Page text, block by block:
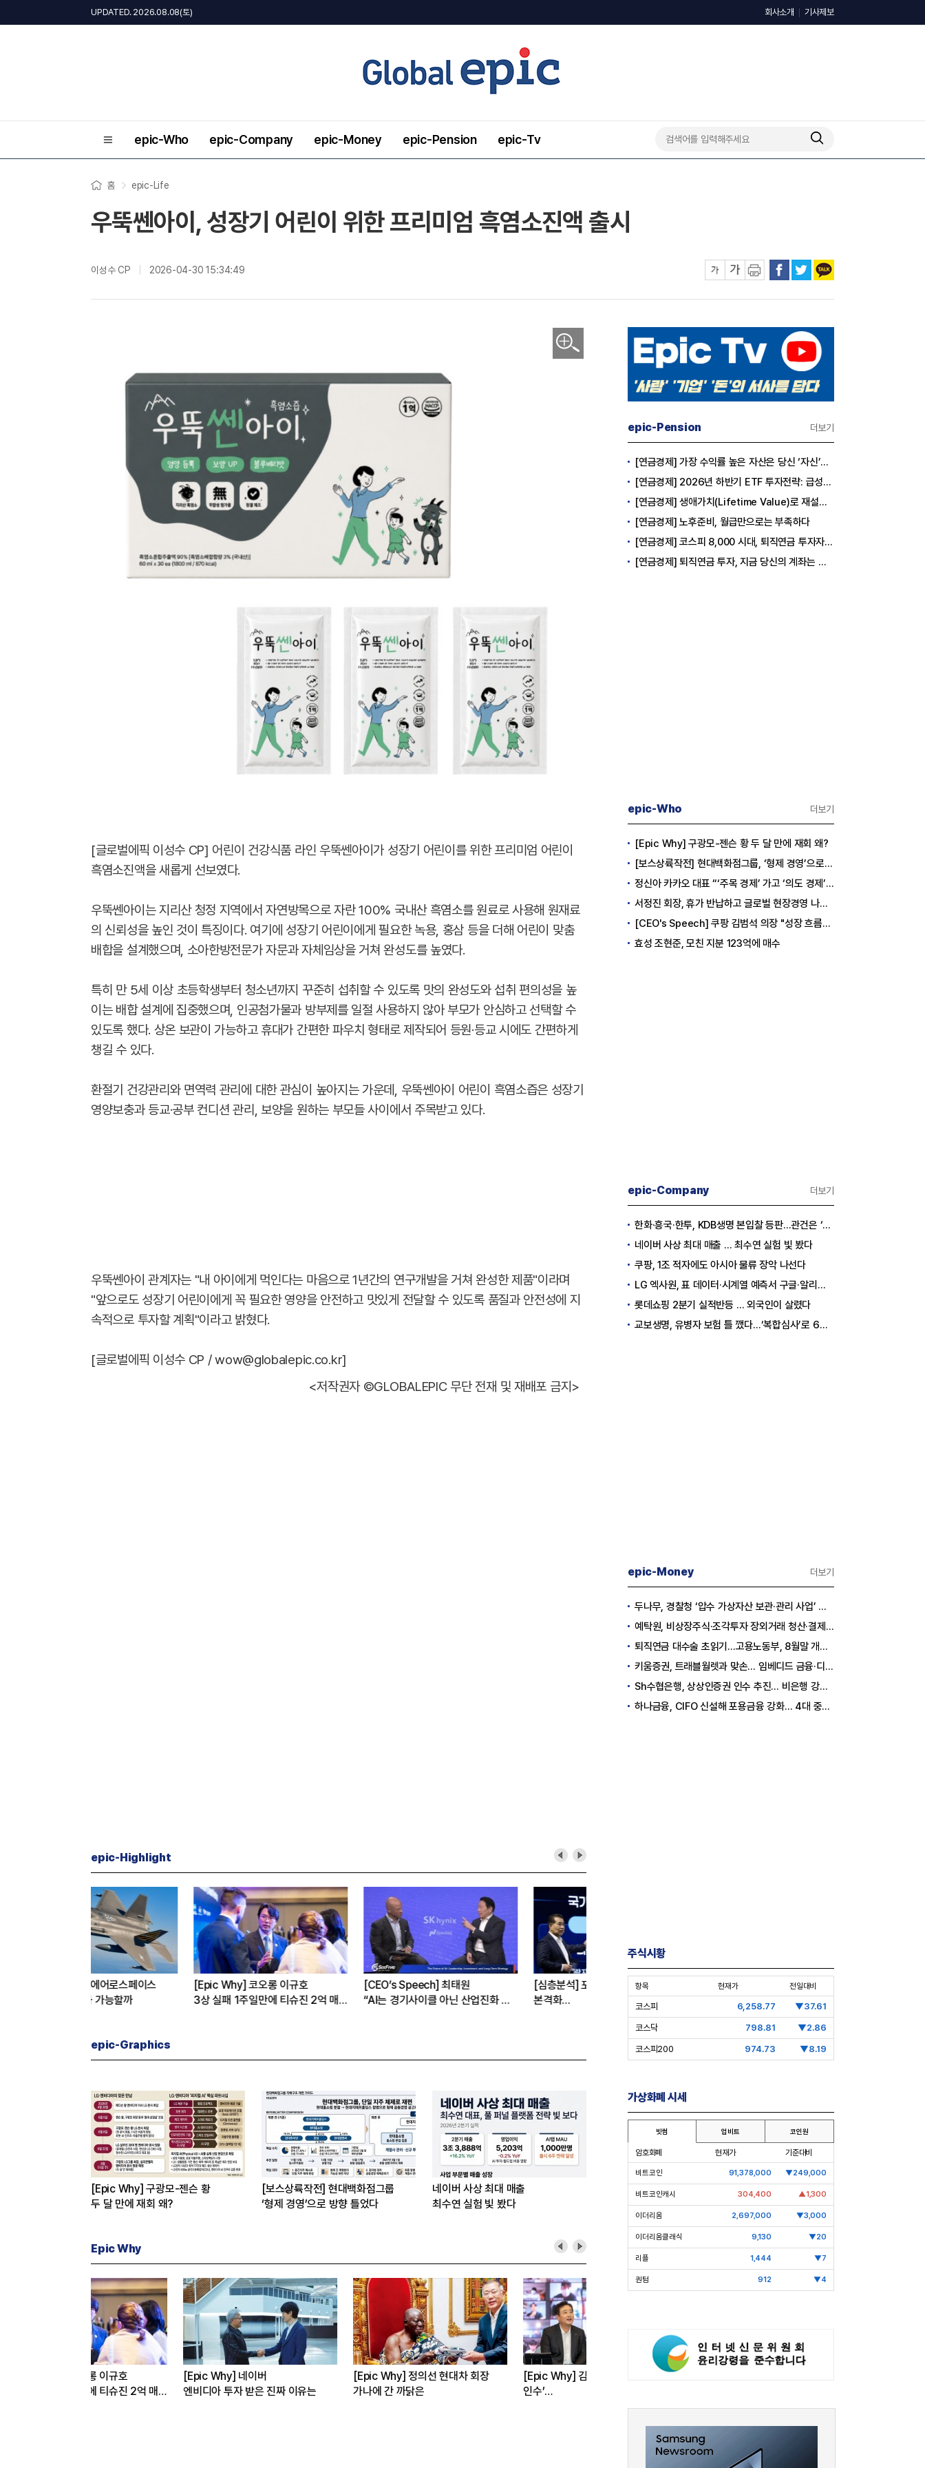
UPDATED. 2026.08.08(토) 회사소개 기사제보
epic-Who epic-Company epic-Money epic-Pension epic-Tv
홈 epic-Life
우뚝쎈아이, 성장기 어린이 위한 프리미엄 흑염소진액 출시
이성수 CP 2026-04-30 15:34:49
이미지 확대보기
[글로벌에픽 이성수 CP] 어린이 건강식품 라인 우뚝쎈아이가 성장기 어린이를 위한 프리미엄 어린이
흑염소진액을 새롭게 선보였다.
우뚝쎈아이는 지리산 청정 지역에서 자연방목으로 자란 100% 국내산 흑염소를 원료로 사용해 원재료
의 신뢰성을 높인 것이 특징이다. 여기에 성장기 어린이에게 필요한 녹용, 홍삼 등을 더해 어린이 맞춤
배합을 설계했으며, 소아한방전문가 자문과 자체임상을 거쳐 완성도를 높였다.
특히 만 5세 이상 초등학생부터 청소년까지 꾸준히 섭취할 수 있도록 맛의 완성도와 섭취 편의성을 높
이는 배합 설계에 집중했으며, 인공첨가물과 방부제를 일절 사용하지 않아 부모가 안심하고 선택할 수
있도록 했다. 상온 보관이 가능하고 휴대가 간편한 파우치 형태로 제작되어 등원·등교 시에도 간편하게
챙길 수 있다.
환절기 건강관리와 면역력 관리에 대한 관심이 높아지는 가운데, 우뚝쎈아이 어린이 흑염소즙은 성장기
영양보충과 등교·공부 컨디션 관리, 보양을 원하는 부모들 사이에서 주목받고 있다.
우뚝쎈아이 관계자는 "내 아이에게 먹인다는 마음으로 1년간의 연구개발을 거쳐 완성한 제품"이라며
"앞으로도 성장기 어린이에게 꼭 필요한 영양을 안전하고 맛있게 전달할 수 있도록 품질과 안전성에 지
속적으로 투자할 계획"이라고 밝혔다.
[글로벌에픽 이성수 CP / wow@globalepic.co.kr]
<저작권자 ©GLOBALEPIC 무단 전재 및 재배포 금지>
epic-Highlight
사이클 아닌 산업진화 그
[심층분석] 포스코, 트리플 코어 투자
[Epic Why] 한화, KAI 지분 왜 사들
일까
[오너가의 자녀들] 신유열, 대권 승계
실전무대에 서다
[보스상륙작전-한화 3형제 ② 김동
원]
입사 12년 만에 금융계열 수장 등극
[CEO's Speech] 배재규
대표
“개별종목 레버리지 투자
도 멈춰라”
epic-Graphics
[Epic Why] 구광모-젠슨 황
두 달 만에 재회 왜?
[보스상륙작전] 현대백화점그룹
‘형제 경영’으로 방향 틀었다
네이버 사상 최대 매출
최수연 실험 빛 봤다
Epic Why
정의선 현대차 회장
[Epic Why] 김남구 회장의 ‘보험사
인수’
[Epic Why] 러트닉 장관
삼성·SK에 생산시설 건설 촉구. 노림
[Epic Why] ‘선밸리’간 이재용 회장
파운드리 수장 동행 왜?
[Epic Why] 현대차
발탁 왜?
epic-Pension 더보기
[연금경제] 가장 수익률 높은 자산은 당신 ‘자신’이다
[연금경제] 2026년 하반기 ETF 투자전략: 급성장의 상반기를 접고, 이제 '실적'이 가르는 하반기를 맞다
[연금경제] 생애가치(Lifetime Value)로 재설계하는 은퇴 후 안정적 생활보장과 평생소득 전략
[연금경제] 노후준비, 월급만으로는 부족하다
[연금경제] 코스피 8,000 시대, 퇴직연금 투자자는 왜 지금 FOMO를 경계해야 하는가
[연금경제] 퇴직연금 투자, 지금 당신의 계좌는 어느 편인가?
epic-Who 더보기
[Epic Why] 구광모-젠슨 황 두 달 만에 재회 왜?
[보스상륙작전] 현대백화점그룹, ‘형제 경영’으로 방향 틀었다
정신아 카카오 대표 “‘주목 경제’ 가고 ‘의도 경제’ 왔다”
서정진 회장, 휴가 반납하고 글로벌 현장경영 나선다
[CEO's Speech] 쿠팡 김범석 의장 "성장 흐름은 변하지 않았다"
효성 조현준, 모친 지분 123억에 매수
epic-Company 더보기
한화·흥국·한투, KDB생명 본입찰 등판…관건은 ‘산은 증자 규모’
네이버 사상 최대 매출 … 최수연 실험 빛 봤다
쿠팡, 1조 적자에도 아시아 물류 장악 나선다
LG 엑사원, 표 데이터·시계열 예측서 구글·알리바바 제쳤다
롯데쇼핑 2분기 실적반등 … 외국인이 살렸다
교보생명, 유병자 보험 틀 깼다…‘복합심사’로 6개월 독점권 획득
epic-Money 더보기
두나무, 경찰청 ‘압수 가상자산 보관·관리 사업’ 최종 낙찰
예탁원, 비상장주식·조각투자 장외거래 청산·결제 인프라 구축 착수
퇴직연금 대수술 초읽기…고용노동부, 8월말 개정안 발표
키움증권, 트래블월렛과 맞손… 임베디드 금융·디지털 자산 신사업 추진
Sh수협은행, 상상인증권 인수 추진… 비은행 강화 ‘금융그룹’ 도약 발판
하나금융, CIFO 신설해 포용금융 강화… 4대 중심축 중심 상반기 목표 60% 달성
주식시황
항목 현재가 전일대비
코스피 6,258.77 ▼37.61
코스닥 798.81 ▼2.86
코스피200 974.73 ▼8.19
가상화폐 시세
빗썸 업비트 코인원
암호화폐 현재가 기준대비
비트코인 91,378,000 ▼249,000
비트코인캐시 304,400 ▲1,300
이더리움 2,697,000 ▼3,000
이더리움클래식 9,130 ▼20
리플 1,444 ▼7
퀀텀 912 ▼4